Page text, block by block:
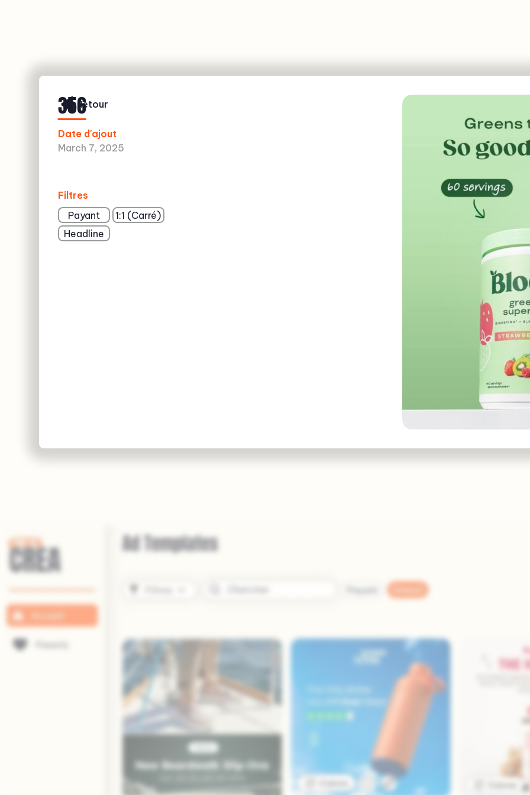
356
Date d'ajout
March 7, 2025
Filtres
Payant
1:1 (Carré)
Headline
Retour